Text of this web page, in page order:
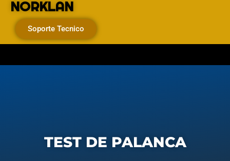
NORKLAN
Soporte Tecnico
TEST DE PALANCA